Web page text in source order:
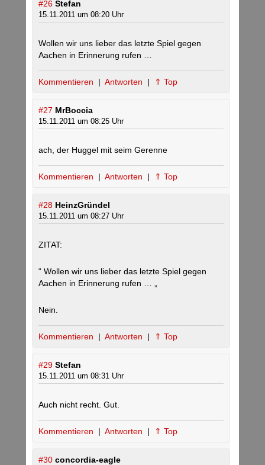
#26 Stefan
15.11.2011 um 08:20 Uhr
Wollen wir uns lieber das letzte Spiel gegen
Aachen in Erinnerung rufen …
Kommentieren | Antworten | ⇑ Top
#27 MrBoccia
15.11.2011 um 08:25 Uhr
ach, der Huggel mit seim Gerenne
Kommentieren | Antworten | ⇑ Top
#28 HeinzGründel
15.11.2011 um 08:27 Uhr
ZITAT:
“ Wollen wir uns lieber das letzte Spiel gegen
Aachen in Erinnerung rufen … „
Nein.
Kommentieren | Antworten | ⇑ Top
#29 Stefan
15.11.2011 um 08:31 Uhr
Auch nicht recht. Gut.
Kommentieren | Antworten | ⇑ Top
#30 concordia-eagle